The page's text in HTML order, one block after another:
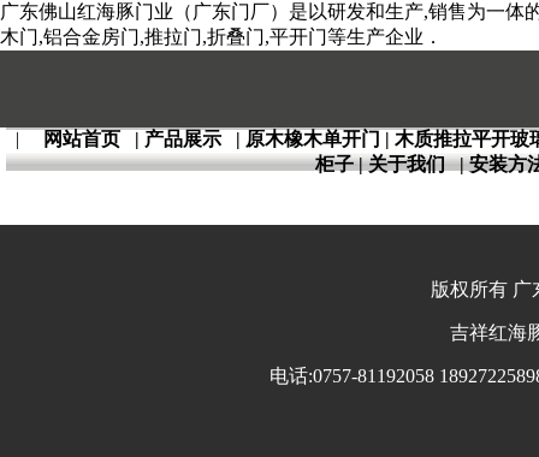
广东佛山红海豚门业（广东门厂）是以研发和生产,销售为一
木门,铝合金房门,推拉门,折叠门,平开门等生产企业．
| 网站首页 | 产品展示 | 原木橡木单开门 | 木质推拉平开玻
柜子|关于我们|安装方
版权所有
吉祥红海
电话:0757-81192058